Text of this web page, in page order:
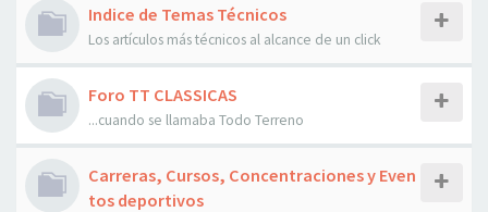
Indice de Temas Técnicos
Los artículos más técnicos al alcance de un click
Foro TT CLASSICAS
...cuando se llamaba Todo Terreno
Carreras, Cursos, Concentraciones y Even
tos deportivos